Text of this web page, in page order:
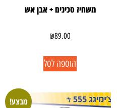
משחיז סכינים + אבן אש
₪89.00
הוספה לסל
מבצע!